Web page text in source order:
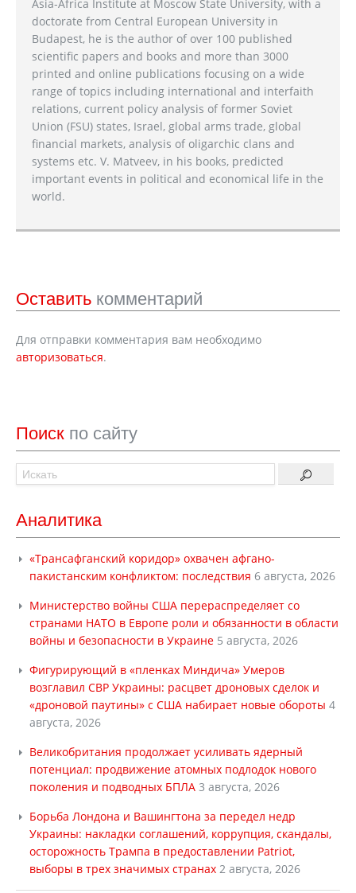
Asia-Africa Institute at Moscow State University, with a
doctorate from Central European University in
Budapest, he is the author of over 100 published
scientific papers and books and more than 3000
printed and online publications focusing on a wide
range of topics including international and interfaith
relations, current policy analysis of former Soviet
Union (FSU) states, Israel, global arms trade, global
financial markets, analysis of oligarchic clans and
systems etc. V. Matveev, in his books, predicted
important events in political and economical life in the
world.
Оставить комментарий
Для отправки комментария вам необходимо
авторизоваться.
Поиск по сайту
Аналитика
«Трансафганский коридор» охвачен афгано-
пакистанским конфликтом: последствия 6 августа, 2026
Министерство войны США перераспределяет со
странами НАТО в Европе роли и обязанности в области
войны и безопасности в Украине 5 августа, 2026
Фигурирующий в «пленках Миндича» Умеров
возглавил СВР Украины: расцвет дроновых сделок и
«дроновой паутины» с США набирает новые обороты 4
августа, 2026
Великобритания продолжает усиливать ядерный
потенциал: продвижение атомных подлодок нового
поколения и подводных БПЛА 3 августа, 2026
Борьба Лондона и Вашингтона за передел недр
Украины: накладки соглашений, коррупция, скандалы,
осторожность Трампа в предоставлении Patriot,
выборы в трех значимых странах 2 августа, 2026